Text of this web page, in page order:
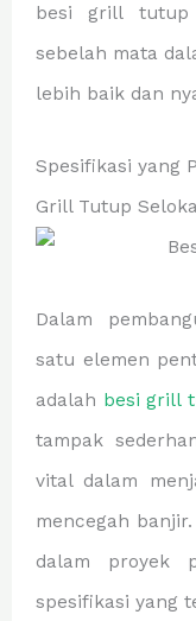
besi grill tutup
sebelah mata
lebih baik dan
Spesifikasi yang
Grill Tutup
Dalam
satu elemen
adalah besi grill
tampak
vital dalam
mencegah
dalam proyek
spesifikasi yang